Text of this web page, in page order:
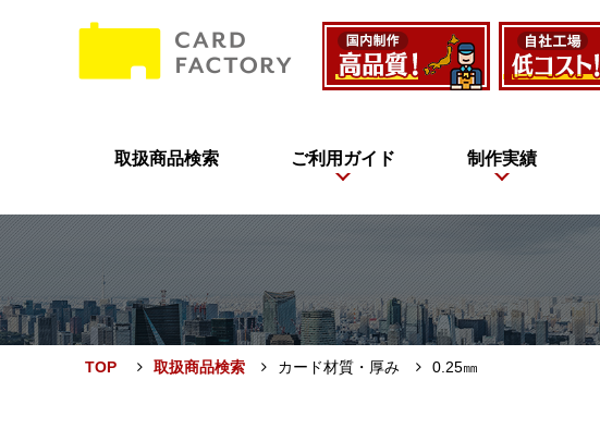
取扱商品検索 ご利用ガイド 制作実績
TOP 取扱商品検索 カード材質・厚み 0.25㎜